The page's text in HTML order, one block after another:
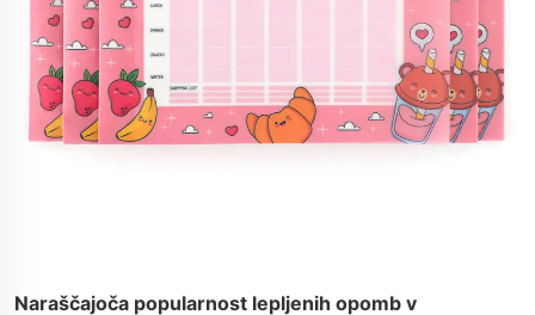
Naraščajoča popularnost lepljenih opomb v